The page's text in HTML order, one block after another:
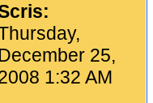
25,
1:32 AM